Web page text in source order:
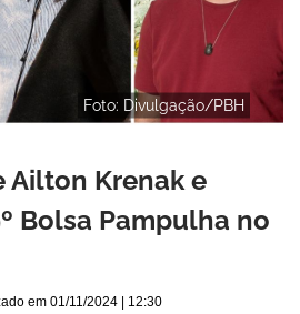
Foto: Divulgação/PBH
Ailton Krenak e
Bolsa Pampulha no
em 01/11/2024 | 12:30